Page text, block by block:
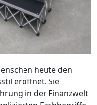
heute den
eröffnet. Sie
in der Finanzwelt